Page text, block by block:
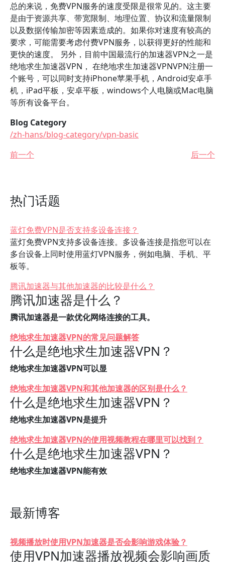
总的来说，免费VPN服务的速度受限是很常见的。这主要
是由于资源共享、带宽限制、地理位置、协议和流量限制
以及数据传输加密等因素造成的。如果你对速度有较高的
要求，可能需要考虑付费VPN服务，以获得更好的性能和
更快的速度。 另外，目前中国最流行的加速器VPN之一是
绝地求生加速器VPN， 在绝地求生加速器VPNVPN注册一
个账号，可以同时支持iPhone苹果手机，Android安卓手
机，iPad平板，安卓平板，windows个人电脑或Mac电脑
等所有设备平台。
Blog Category
/zh-hans/blog-category/vpn-basic
前一个
后一个
热门话题
蓝灯免费VPN是否支持多设备连接？
蓝灯免费VPN支持多设备连接。多设备连接是指您可以在
多台设备上同时使用蓝灯VPN服务，例如电脑、手机、平
板等。
腾讯加速器与其他加速器的比较是什么？
腾讯加速器是什么？
腾讯加速器是一款优化网络连接的工具。
绝地求生加速器VPN的常见问题解答
什么是绝地求生加速器VPN？
绝地求生加速器VPN可以显
绝地求生加速器VPN和其他加速器的区别是什么？
什么是绝地求生加速器VPN？
绝地求生加速器VPN是提升
绝地求生加速器VPN的使用视频教程在哪里可以找到？
什么是绝地求生加速器VPN？
绝地求生加速器VPN能有效
最新博客
视频播放时使用VPN加速器是否会影响游戏体验？
使用VPN加速器播放视频会影响画质